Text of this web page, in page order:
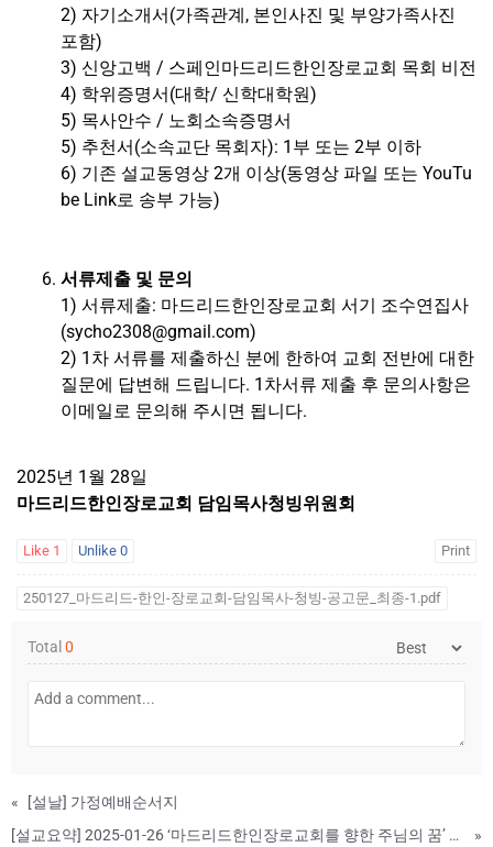
2) 자기소개서(가족관계, 본인사진 및 부양가족사진
포함)
3) 신앙고백 / 스페인마드리드한인장로교회 목회 비전
4) 학위증명서(대학/ 신학대학원)
5) 목사안수 / 노회소속증명서
5) 추천서(소속교단 목회자): 1 부 또는 2부 이하
6) 기존 설교동영상 2개 이상(동영상 파일 또는 YouTu
be Link로 송부 가능)
서류제출 및 문의
1) 서류제출: 마드리드한인장로교회 서기 조수연집사
(sycho2308@gmail.com)
2) 1 차 서류를 제출하신 분에 한하여 교회 전반에 대한
질문에 답변해 드립니다. 1 차서류 제출 후 문의사항은
이메일로 문의해 주시면 됩니다.
2025년 1월 28일
마드리드한인장로교회 담임목사청빙위원회
Like 1 Unlike 0 Print
250127_마드리드-한인-장로교회-담임목사-청빙-공고문_최종-1.pdf
Total 0
«
[설날] 가정예배순서지
[설교요약] 2025-01-26 ‘마드리드한인장로교회를 향한 주님의 꿈’ #31
»